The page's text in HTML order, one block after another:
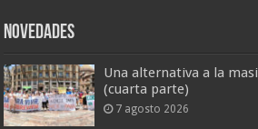
Novedades
Una alternativa a la
(cuarta parte)
7 agosto 2026